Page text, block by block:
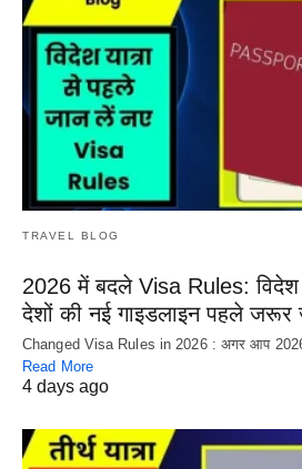
TRAVEL BLOG
2026 में बदले Visa Rules:
देशों की नई गाइडलाइन पहले जरूर
Changed Visa Rules in 2026 : अगर आप 2026
Read More
4 days ago